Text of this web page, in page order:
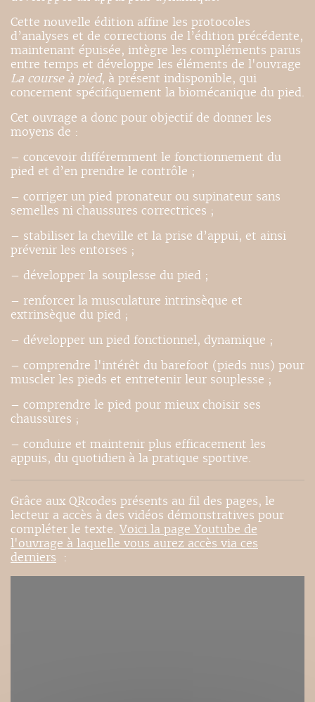
Cette nouvelle édition affine les protocoles
d’analyses et de corrections de l’édition précédente,
maintenant épuisée, intègre les compléments parus
entre temps et développe les éléments de l'ouvrage
La course à pied, à présent indisponible, qui
concernent spécifiquement la biomécanique du pied.
Cet ouvrage a donc pour objectif de donner les
moyens de :
– concevoir différemment le fonctionnement du
pied et d’en prendre le contrôle ;
– corriger un pied pronateur ou supinateur sans
semelles ni chaussures correctrices ;
– stabiliser la cheville et la prise d’appui, et ainsi
prévenir les entorses ;
– développer la souplesse du pied ;
– renforcer la musculature intrinsèque et
extrinsèque du pied ;
– développer un pied fonctionnel, dynamique ;
– comprendre l'intérêt du barefoot (pieds nus) pour
muscler les pieds et entretenir leur souplesse ;
– comprendre le pied pour mieux choisir ses
chaussures ;
– conduire et maintenir plus efficacement les
appuis, du quotidien à la pratique sportive.
Grâce aux QRcodes présents au fil des pages, le
lecteur a accès à des vidéos démonstratives pour
compléter le texte. Voici la page Youtube de
l'ouvrage à laquelle vous aurez accès via ces
derniers :